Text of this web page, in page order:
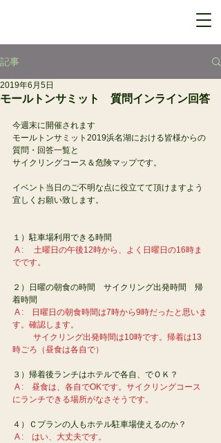
記事
モールトンサミット 質問インライン回答
2019年6月5日
今週末に開催されます
モールトンサミット2019浜名湖における皆様からの
質問・回答一覧と
サイクリングコース＆危険マップです。
イベント当日のご不明な点に役立てて頂けますよう
宜しくお願い致します。
１）駐車場利用できる時間
A : 　土曜日の午後12時から、よく日曜日の16時ま
でです。
２）日曜の朝食の時間　サイクリング出発時間　帰
着時間
A :　日曜日の朝食時間は7時から9時だったと思いま
す。確認します。
時ごろ（昼食は各自で）
３）帰着後ランチはホテルで各自、でＯＫ？
A :　昼食は、各自でOKです。サイクリングコース
にランチできる場所がなさそうです。
４）Ｃプランの人もホテル駐車場使えるのか？
A :　はい、大丈夫です。